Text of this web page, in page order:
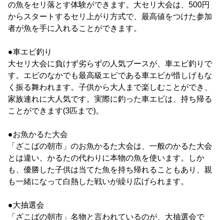
の魚をセリ落とす体験ができます。大セリ大会は、500円
からスタートするセリ上がり方式で、最高値をつけた参加
者が魚を手に入れることができます。
●車エビ釣り
大セリ大会に負けず劣らずの人気ブースが、車エビ釣りで
す。エビのなかでも最高級エビである車エビが惜しげもな
く振る舞われます。子供から大人まで楽しむことができ、
家族連れに大人気です。実際に釣った車エビは、持ち帰る
ことができます(3匹まで)。
●お魚かるた大会
「ざこばの朝市」のお魚かるた大会は、一般のかるた大会
とは違い、かるたの代わりに本物の魚を使います。しか
も、優勝した子供は当てた魚を持ち帰れることもあり、親
も一緒になって白熱した戦いが繰り広げられます。
●大抽選会
「ざこばの朝市」名物と言われているのが、大抽選会で